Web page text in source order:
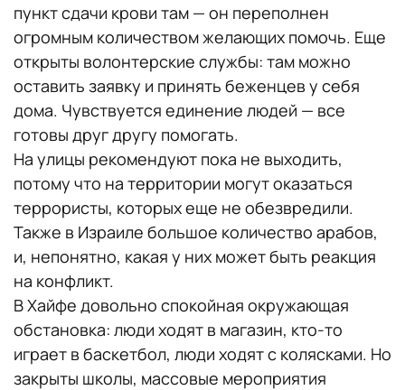
пункт сдачи крови там — он переполнен
огромным количеством желающих помочь. Еще
открыты волонтерские службы: там можно
оставить заявку и принять беженцев у себя
дома. Чувствуется единение людей — все
готовы друг другу помогать.
На улицы рекомендуют пока не выходить,
потому что на территории могут оказаться
террористы, которых еще не обезвредили.
Также в Израиле большое количество арабов,
и, непонятно, какая у них может быть реакция
на конфликт.
В Хайфе довольно спокойная окружающая
обстановка: люди ходят в магазин, кто-то
играет в баскетбол, люди ходят с колясками. Но
закрыты школы, массовые мероприятия